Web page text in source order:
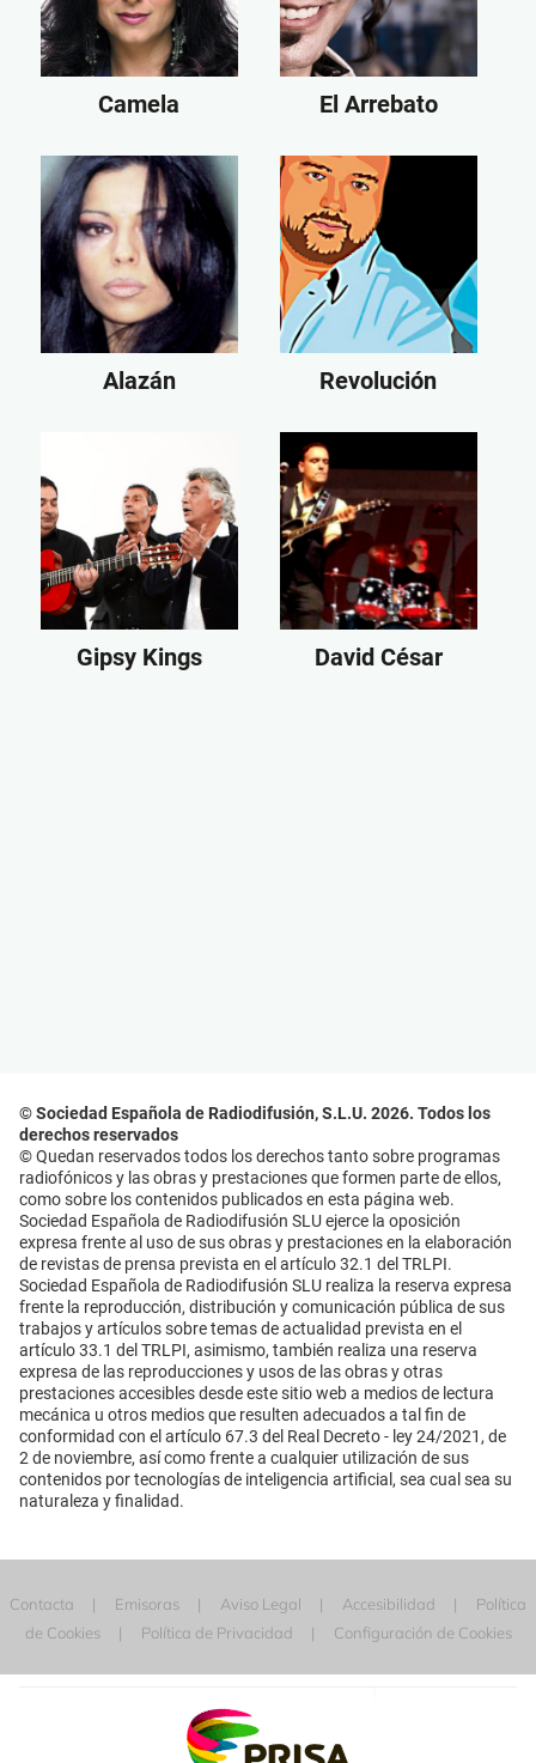
Camela El Arrebato
Alazán Revolución
Gipsy Kings David César
© Sociedad Española de Radiodifusión, S.L.U. 2026. Todos los
derechos reservados
© Quedan reservados todos los derechos tanto sobre programas
radiofónicos y las obras y prestaciones que formen parte de ellos,
como sobre los contenidos publicados en esta página web.
Sociedad Española de Radiodifusión SLU ejerce la oposición
expresa frente al uso de sus obras y prestaciones en la elaboración
de revistas de prensa prevista en el artículo 32.1 del TRLPI.
Sociedad Española de Radiodifusión SLU realiza la reserva expresa
frente la reproducción, distribución y comunicación pública de sus
trabajos y artículos sobre temas de actualidad prevista en el
artículo 33.1 del TRLPI, asimismo, también realiza una reserva
expresa de las reproducciones y usos de las obras y otras
prestaciones accesibles desde este sitio web a medios de lectura
mecánica u otros medios que resulten adecuados a tal fin de
conformidad con el artículo 67.3 del Real Decreto - ley 24/2021, de
2 de noviembre, así como frente a cualquier utilización de sus
contenidos por tecnologías de inteligencia artificial, sea cual sea su
naturaleza y finalidad.
Contacta Emisoras Aviso Legal Accesibilidad
Política
de Cookies
Política de Privacidad Configuración de Cookies